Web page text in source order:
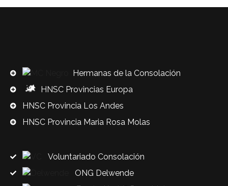
Hermanas de la Consolación
HNSC Provincias Europa
HNSC Provincia Los Andes
HNSC Provincia Maria Rosa Molas
Voluntariado Consolación
ONG Delwende